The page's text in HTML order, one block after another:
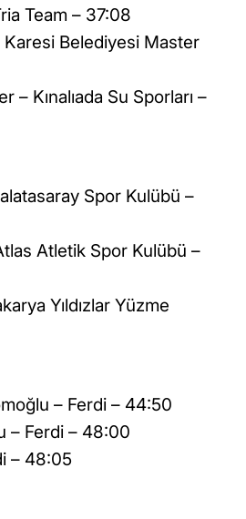
Team – 37:08
Karesi Belediyesi Master
– Kınalıada Su Sporları –
Spor Kulübü –
Atletik Spor Kulübü –
Yıldızlar Yüzme
– Ferdi – 44:50
– Ferdi – 48:00
– 48:05